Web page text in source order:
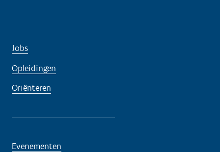
Jobs
Opleidingen
Oriënteren
Evenementen